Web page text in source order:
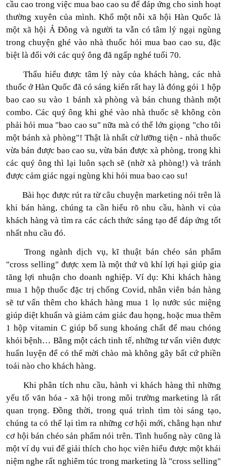
cầu cao trong việc mua bao cao su để đáp ứng cho sinh hoạt
thường xuyên của mình. Khổ một nỗi xã hội Hàn Quốc là
một xã hội Á Đông và người ta vẫn có tâm lý ngại ngùng
trong chuyện ghé vào nhà thuốc hỏi mua bao cao su, đặc
biệt là đối với các quý ông đã ngấp nghé tuổi 70.
Thấu hiểu được tâm lý này của khách hàng, các nhà
thuốc ở Hàn Quốc đã có sáng kiến rất hay là đóng gói 1 hộp
bao cao su vào 1 bánh xà phòng và bán chung thành một
combo. Các quý ông khi ghé vào nhà thuốc sẽ không còn
phải hỏi mua "bao cao su" nữa mà có thể lớn giọng "cho tôi
một bánh xà phòng"! Thật là nhất cử lưỡng tiện - nhà thuốc
vừa bán được bao cao su, vừa bán được xà phòng, trong khi
các quý ông thì lại luôn sạch sẽ (nhờ xà phòng!) và tránh
được cảm giác ngại ngùng khi hỏi mua bao cao su!
Bài học được rút ra từ câu chuyện marketing nói trên là
khi bán hàng, chúng ta cần hiểu rõ nhu cầu, hành vi của
khách hàng và tìm ra các cách thức sáng tạo để đáp ứng tốt
nhất nhu cầu đó.
Trong ngành dịch vụ, kĩ thuật bán chéo sản phẩm
"cross selling" được xem là một thứ vũ khí lợi hại giúp gia
tăng lợi nhuận cho doanh nghiệp. Ví dụ: Khi khách hàng
mua 1 hộp thuốc đặc trị chống Covid, nhân viên bán hàng
sẽ tư vấn thêm cho khách hàng mua 1 lọ nước súc miệng
giúp diệt khuẩn và giảm cảm giác đau họng, hoặc mua thêm
1 hộp vitamin C giúp bổ sung khoáng chất để mau chóng
khỏi bệnh… Bằng một cách tinh tế, những tư vấn viên được
huấn luyện để có thể mời chào mà không gây bất cứ phiền
toái nào cho khách hàng.
Khi phân tích nhu cầu, hành vi khách hàng thì những
yếu tố văn hóa - xã hội trong môi trường marketing là rất
quan trọng. Đồng thời, trong quá trình tìm tòi sáng tạo,
chúng ta có thể lại tìm ra những cơ hội mới, chẳng hạn như
cơ hội bán chéo sản phẩm nói trên. Tình huống này cũng là
một ví dụ vui để giải thích cho học viên hiểu được một khái
niệm nghe rất nghiêm túc trong marketing là "cross selling"